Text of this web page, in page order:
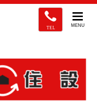
MENU
TEL